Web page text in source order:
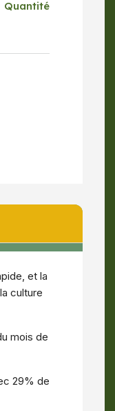
Quantité
et la
culture
mois de
29% de